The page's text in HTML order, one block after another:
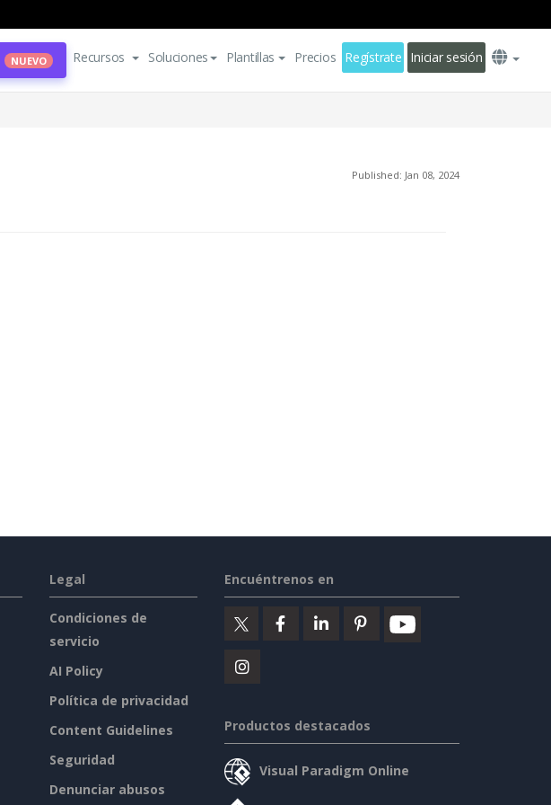
NUEVO Recursos Soluciones Plantillas Precios Regístrate Iniciar sesión
Published: Jan 08, 2024
Legal
Condiciones de
servicio
AI Policy
Política de privacidad
Content Guidelines
Seguridad
Denunciar abusos
Encuéntrenos en
Productos destacados
Visual Paradigm Online